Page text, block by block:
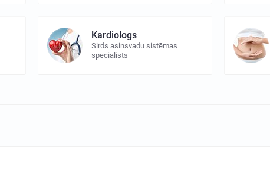
Kardiologs
Sirds asinsvadu sistēmas
speciālists